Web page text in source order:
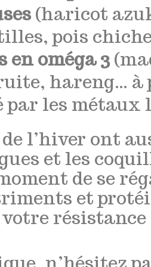
(haricot
pois
en oméga 3
hareng… à
par les métaux
l’hiver ont
et les
de se
et